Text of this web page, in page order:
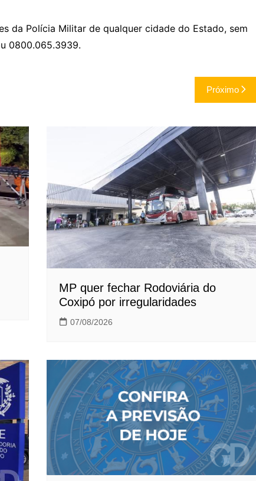
da Polícia Militar de qualquer cidade do Estado, sem
0800.065.3939.
Próximo
MP quer fechar Rodoviária do
Coxipó por irregularidades
07/08/2026